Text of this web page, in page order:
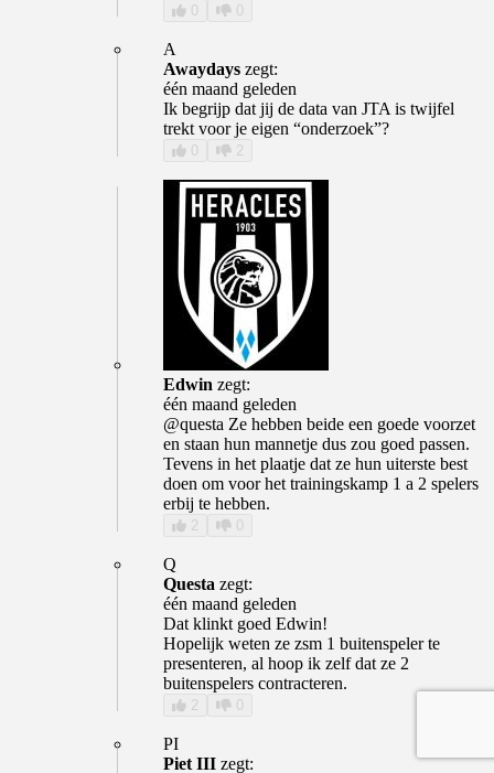
0 0
A
Awaydays zegt:
één maand geleden
Ik begrijp dat jij de data van JTA is twijfel
trekt voor je eigen “onderzoek”?
0 2
Edwin zegt:
één maand geleden
@questa Ze hebben beide een goede voorzet
en staan hun mannetje dus zou goed passen.
Tevens in het plaatje dat ze hun uiterste best
doen om voor het trainingskamp 1 a 2 spelers
erbij te hebben.
2 0
Q
Questa zegt:
één maand geleden
Dat klinkt goed Edwin!
Hopelijk weten ze zsm 1 buitenspeler te
presenteren, al hoop ik zelf dat ze 2
buitenspelers contracteren.
2 0
PI
Piet III zegt: